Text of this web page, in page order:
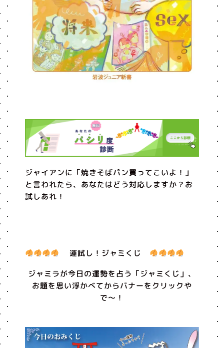
ジャイアンに「焼きそばパン買ってこいよ！」
と言われたら、あなたはどう対応しますか？お
試しあれ！
運試し！ジャミくじ
ジャミラが今日の運勢を占う「ジャミくじ」、
お題を思い浮かべてからバナーをクリックや
で〜！